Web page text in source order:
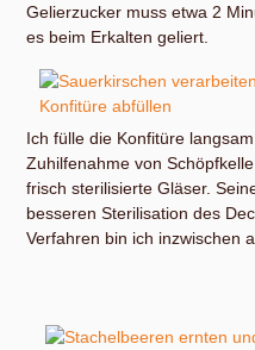
Gelierzucker muss etwa 2
es beim Erkalten geliert.
Ich fülle die Konfitüre
Zuhilfenahme von
frisch sterilisierte Gläser.
besseren Sterilisation des
Verfahren bin ich inzwischen